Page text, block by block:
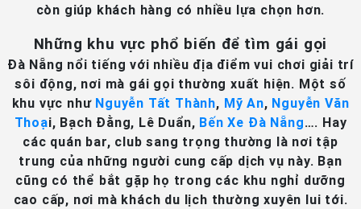
còn giúp khách hàng có nhiều lựa chọn hơn.
Những khu vực phổ biến để tìm gái gọi
Đà Nẵng nổi tiếng với nhiều địa điểm vui chơi giải trí
sôi động, nơi mà gái gọi thường xuất hiện. Một số
khu vực như Nguyễn Tất Thành, Mỹ An, Nguyễn Văn
Thoại, Bạch Đằng, Lê Duẩn, Bến Xe Đà Nẵng…. Hay
các quán bar, club sang trọng thường là nơi tập
trung của những người cung cấp dịch vụ này. Bạn
cũng có thể bắt gặp họ trong các khu nghỉ dưỡng
cao cấp, nơi mà khách du lịch thường xuyên lui tới.